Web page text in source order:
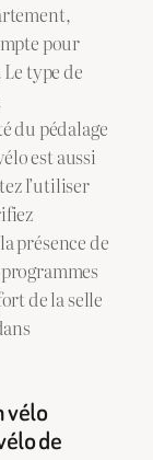
pour
type de
du pédalage
est aussi
l’utiliser
présence de
de la selle
vélo
de